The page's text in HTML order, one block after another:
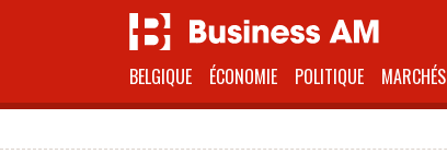
BELGIQUE ÉCONOMIE POLITIQUE MARCHÉS